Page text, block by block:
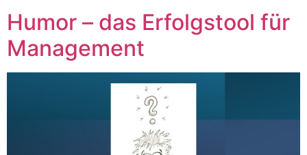
Humor – das Erfolgstool für
Management